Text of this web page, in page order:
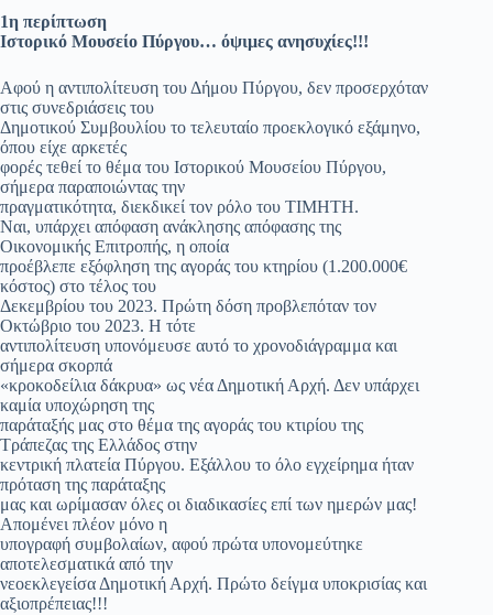
1η περίπτωση
Ιστορικό Μουσείο Πύργου… όψιμες ανησυχίες!!!
Αφού η αντιπολίτευση του Δήμου Πύργου, δεν προσερχόταν
στις συνεδριάσεις του
Δημοτικού Συμβουλίου το τελευταίο προεκλογικό εξάμηνο,
όπου είχε αρκετές
φορές τεθεί το θέμα του Ιστορικού Μουσείου Πύργου,
σήμερα παραποιώντας την
πραγματικότητα, διεκδικεί τον ρόλο του ΤΙΜΗΤΗ.
Ναι, υπάρχει απόφαση ανάκλησης απόφασης της
Οικονομικής Επιτροπής, η οποία
προέβλεπε εξόφληση της αγοράς του κτηρίου (1.200.000€
κόστος) στο τέλος του
Δεκεμβρίου του 2023. Πρώτη δόση προβλεπόταν τον
Οκτώβριο του 2023. Η τότε
αντιπολίτευση υπονόμευσε αυτό το χρονοδιάγραμμα και
σήμερα σκορπά
«κροκοδείλια δάκρυα» ως νέα Δημοτική Αρχή. Δεν υπάρχει
καμία υποχώρηση της
παράταξής μας στο θέμα της αγοράς του κτιρίου της
Τράπεζας της Ελλάδος στην
κεντρική πλατεία Πύργου. Εξάλλου το όλο εγχείρημα ήταν
πρόταση της παράταξης
μας και ωρίμασαν όλες οι διαδικασίες επί των ημερών μας!
Απομένει πλέον μόνο η
υπογραφή συμβολαίων, αφού πρώτα υπονομεύτηκε
αποτελεσματικά από την
νεοεκλεγείσα Δημοτική Αρχή. Πρώτο δείγμα υποκρισίας και
αξιοπρέπειας!!!